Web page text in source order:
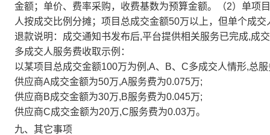
金额；单价、费率采购，收费基数为预算金额。（2）单项
人按成交比例分摊；项目总成交金额50万以上，但单个成
退款说明：成交通知书发布后,平台提供相关服务已完成,成
多成交人服务费收取示例：
以某项目总成交金额100万为例,A、B、C多成交人情形,总
供应商A成交金额为50万,A服务费为0.075万;
供应商B成交金额为30万,B服务费为0.045万;
供应商C成交金额为20万,C服务费为0.03万。
九、其它事项